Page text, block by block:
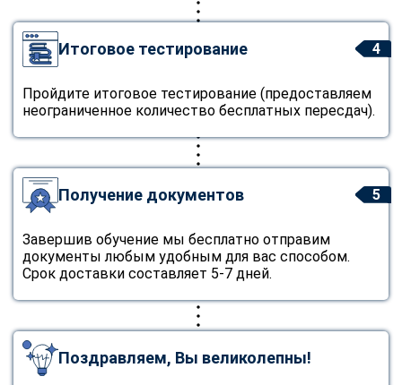
4
Итоговое тестирование
Пройдите итоговое тестирование (предоставляем
неограниченное количество бесплатных пересдач).
5
Получение документов
Завершив обучение мы бесплатно отправим
документы любым удобным для вас способом.
Срок доставки составляет 5-7 дней.
Поздравляем, Вы великолепны!